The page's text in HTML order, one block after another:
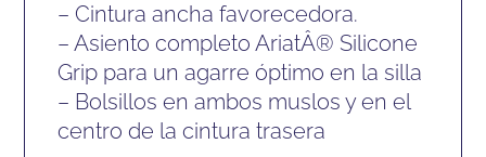
– Cintura ancha favorecedora.
– Asiento completo AriatÂ® Silicone
Grip para un agarre óptimo en la silla
– Bolsillos en ambos muslos y en el
centro de la cintura trasera